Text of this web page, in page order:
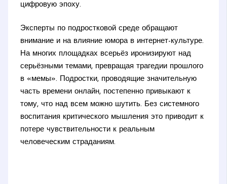
цифровую эпоху.
Эксперты по подростковой среде обращают
внимание и на влияние юмора в интернет-культуре.
На многих площадках всерьёз иронизируют над
серьёзными темами, превращая трагедии прошлого
в «мемы». Подростки, проводящие значительную
часть времени онлайн, постепенно привыкают к
тому, что над всем можно шутить. Без системного
воспитания критического мышления это приводит к
потере чувствительности к реальным
человеческим страданиям.